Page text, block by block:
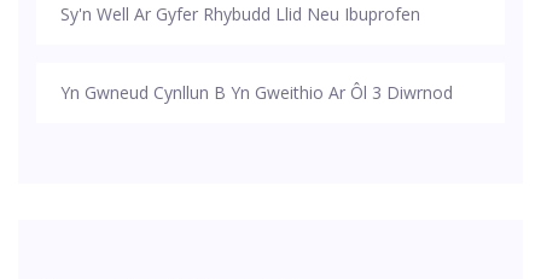
Sy'n Well Ar Gyfer Rhybudd Llid Neu Ibuprofen
Yn Gwneud Cynllun B Yn Gweithio Ar Ôl 3 Diwrnod